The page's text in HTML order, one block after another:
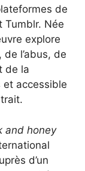
de
Tumblr. Née
explore
l’abus, de
de la
et accessible
and honey
d’un